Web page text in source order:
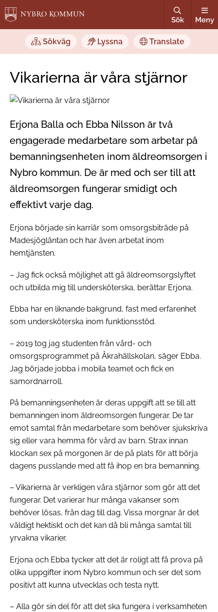
Sök Meny
Sökväg Lyssna Translate
Vikarierna är våra stjärnor
Erjona Balla och Ebba Nilsson är två
engagerade medarbetare som arbetar på
bemanningsenheten inom äldreomsorgen i
Nybro kommun. De är med och ser till att
äldreomsorgen fungerar smidigt och
effektivt varje dag.
Erjona började sin karriär som omsorgsbiträde på
Madesjögläntan och har även arbetat inom
hemtjänsten.
– Jag fick också möjlighet att gå äldreomsorgslyftet
och utbilda mig till undersköterska, berättar Erjona.
Ebba har en liknande bakgrund, fast med erfarenhet
som undersköterska inom funktionsstöd.
– 2019 tog jag studenten från vård- och
omsorgsprogrammet på Åkrahällskolan, säger Ebba.
Jag började jobba i mobila teamet och fick en
samordnarroll.
På bemanningsenheten är deras uppgift att se till att
bemanningen inom äldreomsorgen fungerar. De tar
emot samtal från medarbetare som behöver sjukskriva
sig eller vara hemma för vård av barn. Strax innan
klockan sex på morgonen är de på plats för att börja
dagens pusslande med att få ihop en bra bemanning.
– Vikarierna är verkligen våra stjärnor som gör att det
fungerar. Det varierar hur många vakanser som
behöver lösas, från dag till dag. Vissa morgnar är det
väldigt hektiskt och det kan då bli många samtal till
yrvakna vikarier.
Erjona och Ebba tycker att det är roligt att få prova på
olika uppgifter inom Nybro kommun och ser det som
positivt att kunna utvecklas och testa nytt.
– Alla gör sin del för att det ska fungera i verksamheten